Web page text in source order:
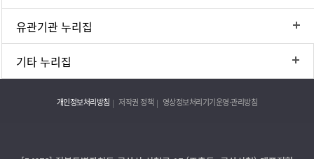
유관기관 누리집
기타 누리집
개인정보처리방침 저작권 정책 영상정보처리기기운영·관리방침